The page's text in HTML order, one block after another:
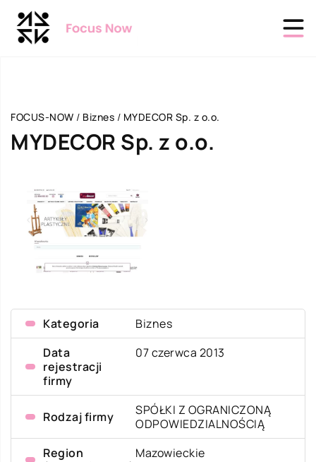
FOCUS-NOW / Biznes / MYDECOR Sp. z o.o.
MYDECOR Sp. z o.o.
Kategoria
Biznes
Data
rejestracji
firmy
07 czerwca 2013
Rodzaj firmy
SPÓŁKI Z OGRANICZONĄ
ODPOWIEDZIALNOŚCIĄ
Region
Mazowieckie